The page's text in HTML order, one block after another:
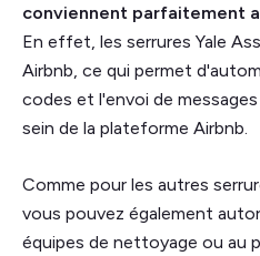
conviennent parfaitement
En effet, les serrures Yale
Airbnb, ce qui permet
codes et l'envoi de
sein de la plateforme Airbnb.
Comme pour les autres
vous pouvez également
équipes de nettoyage ou au